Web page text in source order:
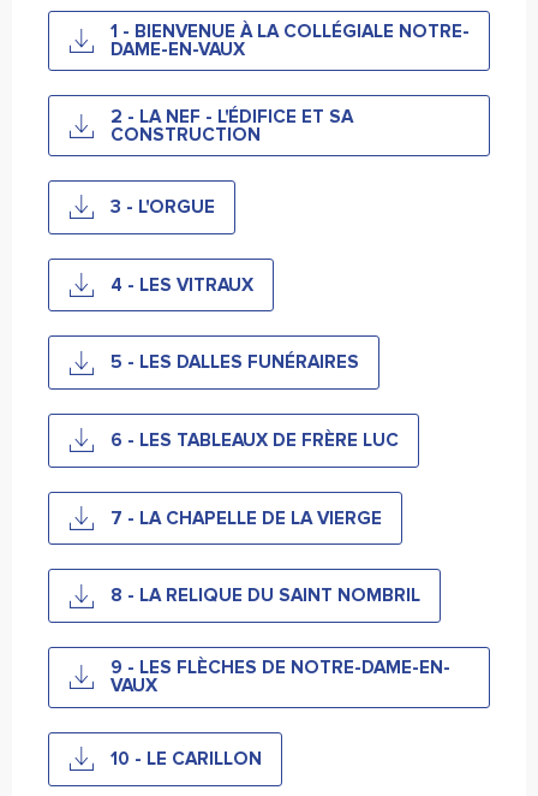
1 - BIENVENUE À LA COLLÉGIALE NOTRE-
DAME-EN-VAUX
2 - LA NEF - L'ÉDIFICE ET SA
CONSTRUCTION
3 - L'ORGUE
4 - LES VITRAUX
5 - LES DALLES FUNÉRAIRES
6 - LES TABLEAUX DE FRÈRE LUC
7 - LA CHAPELLE DE LA VIERGE
8 - LA RELIQUE DU SAINT NOMBRIL
9 - LES FLÈCHES DE NOTRE-DAME-EN-
VAUX
10 - LE CARILLON